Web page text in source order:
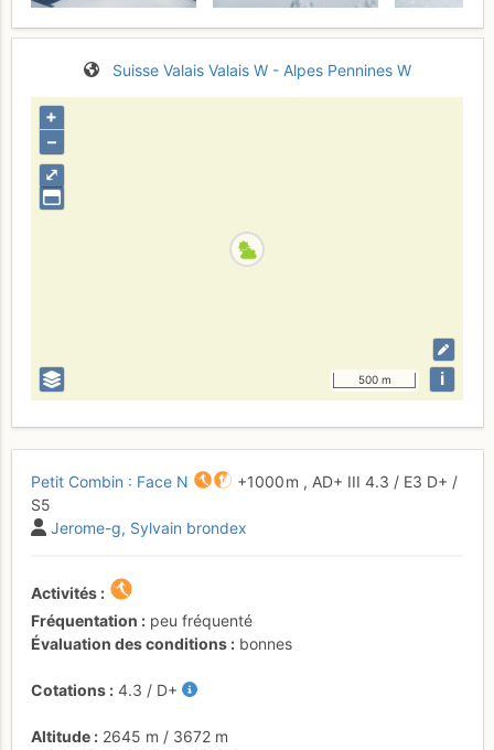
Suisse Valais Valais W - Alpes Pennines W
⤢
+
–
500 m i
Petit Combin : Face N +1000 m , AD+ III 4.3 / E3 D+ /
S5
Jerome-g Sylvain brondex
Activités
Fréquentation
peu fréquenté
Évaluation des conditions
bonnes
Cotations 4.3 / D+
Altitude 2645 m / 3672 m